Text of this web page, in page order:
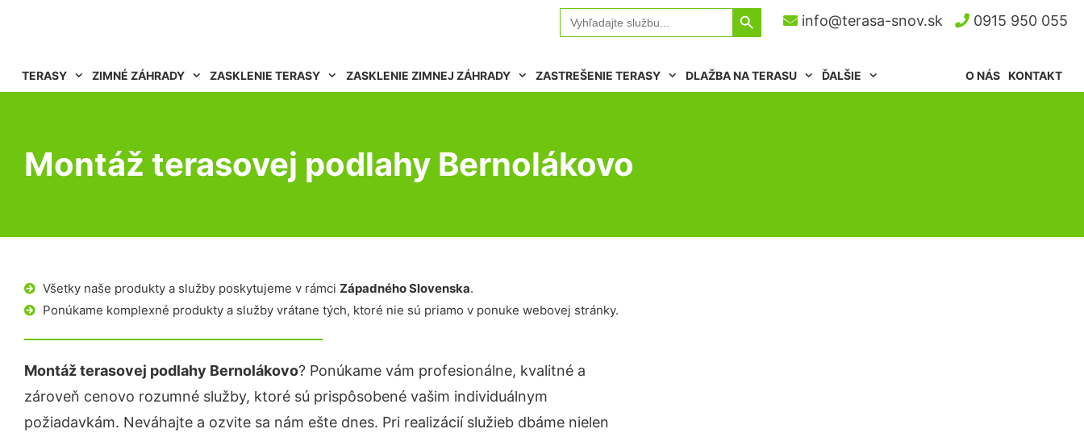
Search
for:
Search Button
info@terasa-snov.sk 0915 950 055
TERASY ZIMNÉ ZÁHRADY ZASKLENIE TERASY ZASKLENIE ZIMNEJ ZÁHRADY ZASTREŠENIE TERASY DLAŽBA NA TERASU ĎALŠIE KONTAKT
O NÁS
Montáž terasovej podlahy Bernolákovo
Všetky naše produkty a služby poskytujeme v rámci Západného Slovenska.
Ponúkame komplexné produkty a služby vrátane tých, ktoré nie sú priamo v ponuke webovej stránky.
Montáž terasovej podlahy Bernolákovo? Ponúkame vám profesionálne, kvalitné a
zároveň cenovo rozumné služby, ktoré sú prispôsobené vašim individuálnym
požiadavkám. Neváhajte a ozvite sa nám ešte dnes. Pri realizácií služieb dbáme nielen